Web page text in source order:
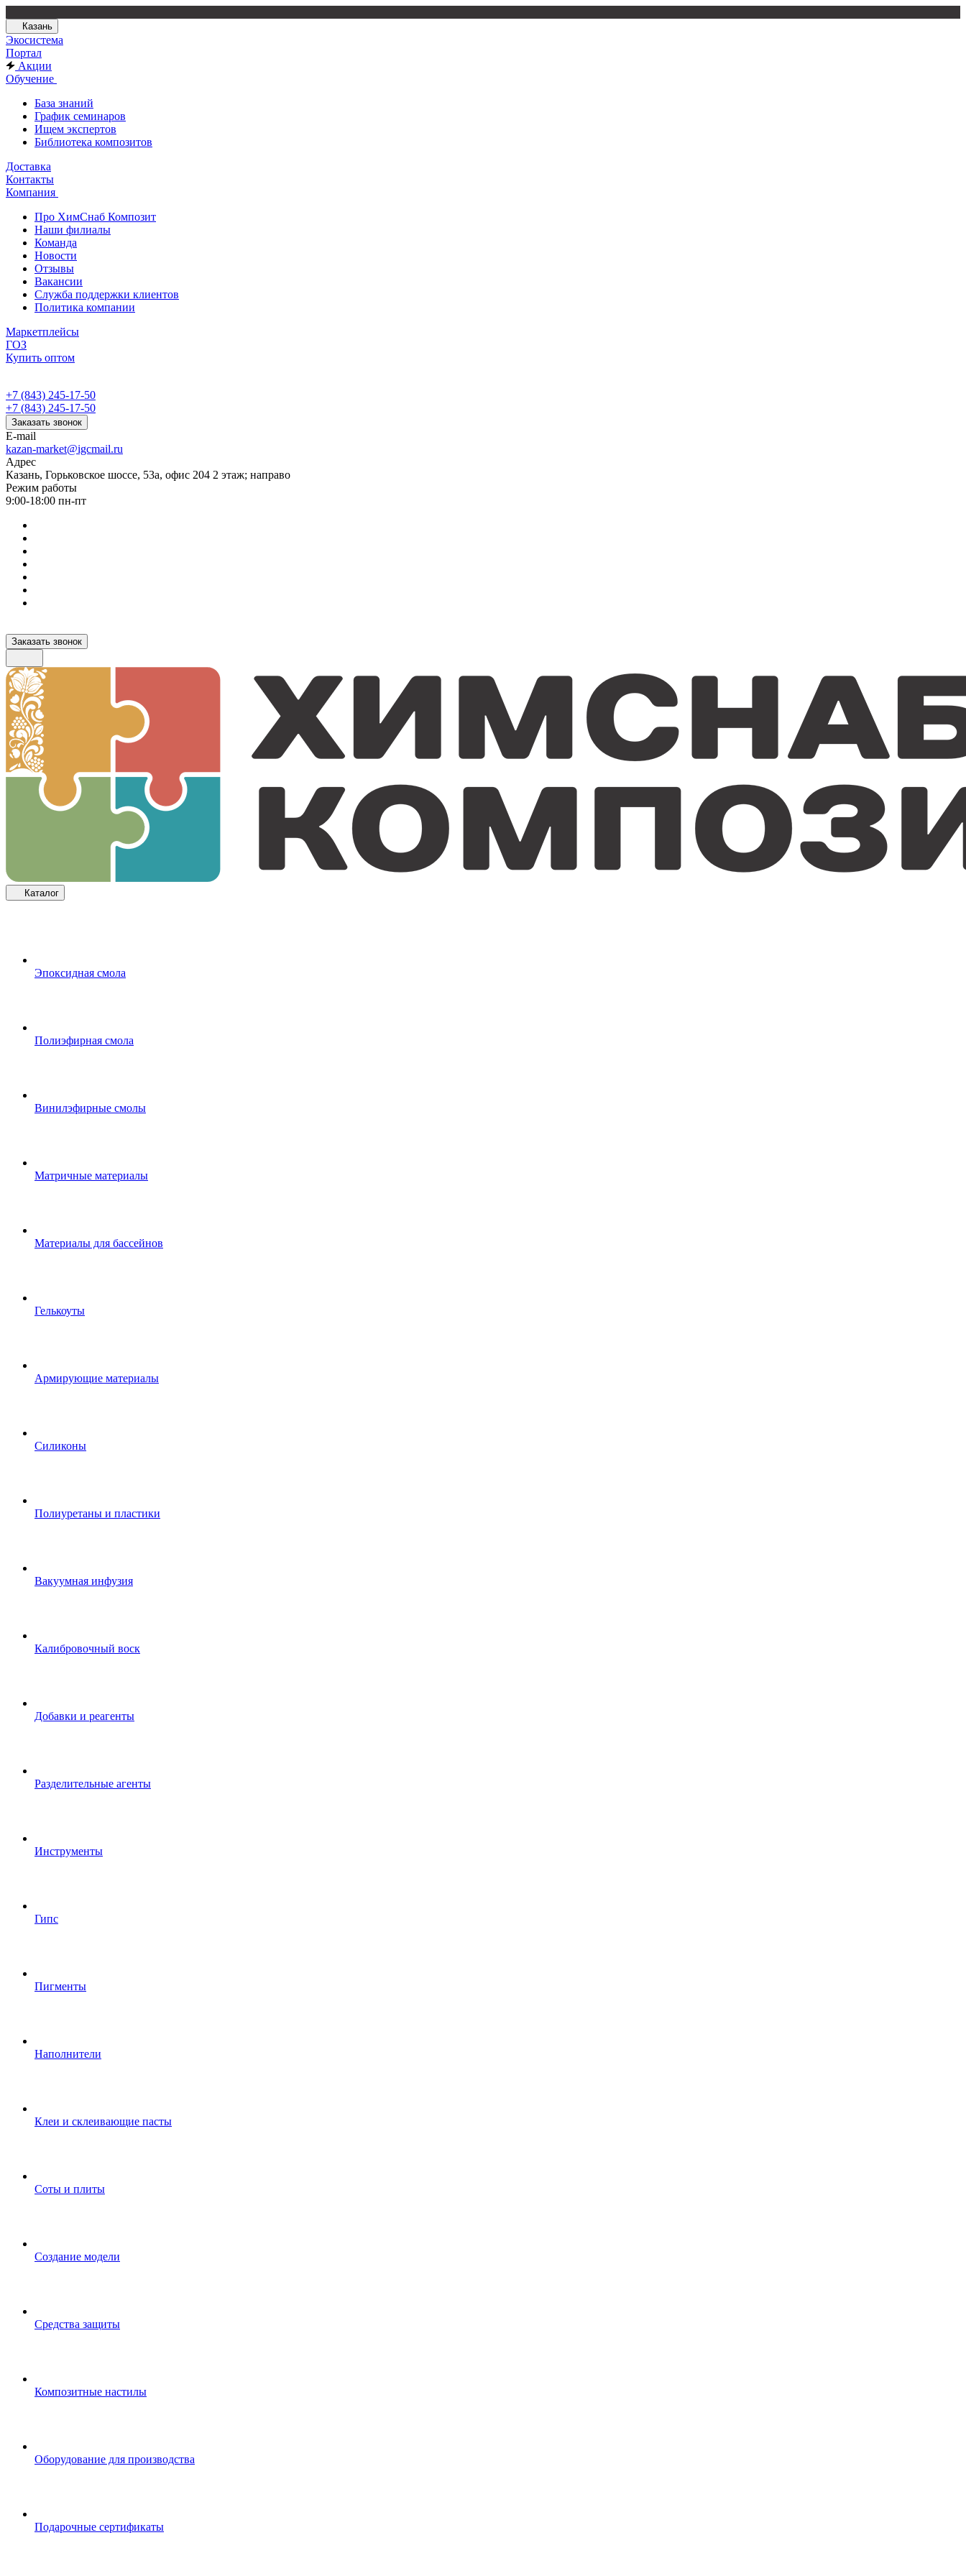
Казань
Экосистема
Портал
Акции
Обучение
База знаний
График семинаров
Ищем экспертов
Библиотека композитов
Доставка
Контакты
Компания
Про ХимСнаб Композит
Наши филиалы
Команда
Новости
Отзывы
Вакансии
Служба поддержки клиентов
Политика компании
Маркетплейсы
ГОЗ
Купить оптом
+7 (843) 245-17-50
+7 (843) 245-17-50
Заказать звонок
E-mail
kazan-market@igcmail.ru
Адрес
Казань, ​Горьковское шоссе, 53а, офис 204 2 этаж; направо
Режим работы
9:00-18:00 пн-пт
Заказать звонок
Каталог
Эпоксидная смола
Полиэфирная смола
Винилэфирные смолы
Матричные материалы
Материалы для бассейнов
Гелькоуты
Армирующие материалы
Силиконы
Полиуретаны и пластики
Вакуумная инфузия
Калибровочный воск
Добавки и реагенты
Разделительные агенты
Инструменты
Гипс
Пигменты
Наполнители
Клеи и склеивающие пасты
Соты и плиты
Создание модели
Средства защиты
Композитные настилы
Оборудование для производства
Подарочные сертификаты